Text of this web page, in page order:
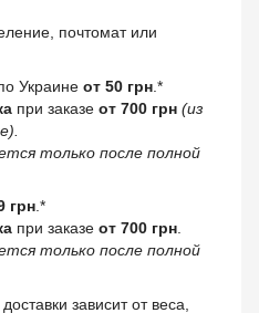
почтомат или
Украине от 50 грн .*
при заказе от 700 грн (из
только после полной
грн .*
при заказе от 700 грн
только после полной
зависит от веса,